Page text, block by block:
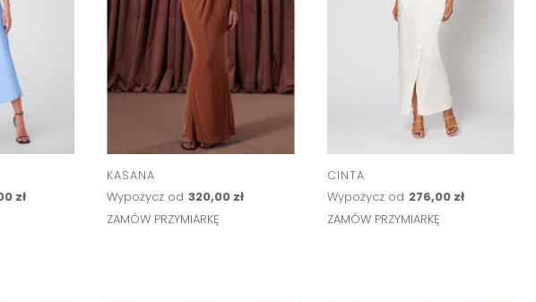
zł
KASANA
Wypożycz od 320,00 zł
ZAMÓW PRZYMIARKĘ
CINTA
Wypożycz od 276,00 zł
ZAMÓW PRZYMIARKĘ